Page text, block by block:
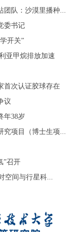
团队：沙漠里播种...
委书记
开关”
亚甲烷排放加速
首次认证胶球存在
议
年38岁
究项目（博士生项...
”召开
空间与行星科...